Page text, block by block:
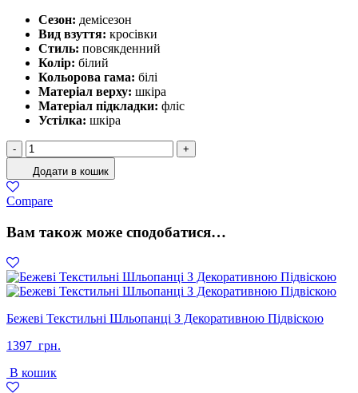
Сезон: демісезон
Вид взуття: кросівки
Стиль: повсякденний
Колір: білий
Кольорова гама: білі
Матеріал верху: шкіра
Матеріал підкладки: фліс
Устілка: шкіра
Жіночі
кросівки
з
натуральної
шкіри
-
+
Додати в кошик
Compare
Вам також може сподобатися…
Бежеві Текстильні Шльопанці З Декоративною Підвіскою
1397 грн.
В кошик